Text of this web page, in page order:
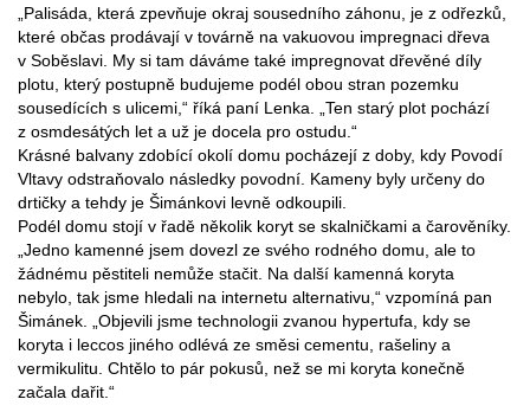
„Palisáda, která zpevňuje okraj sousedního záhonu, je z odřezků,
které občas prodávají v továrně na vakuovou impregnaci dřeva
v Soběslavi. My si tam dáváme také impregnovat dřevěné díly
plotu, který postupně budujeme podél obou stran pozemku
sousedících s ulicemi,“ říká paní Lenka. „Ten starý plot pochází
z osmdesátých let a už je docela pro ostudu.“
Krásné balvany zdobící okolí domu pocházejí z doby, kdy Povodí
Vltavy odstraňovalo následky povodní. Kameny byly určeny do
drtičky a tehdy je Šimánkovi levně odkoupili.
Podél domu stojí v řadě několik koryt se skalničkami a čarověníky.
„Jedno kamenné jsem dovezl ze svého rodného domu, ale to
žádnému pěstiteli nemůže stačit. Na další kamenná koryta
nebylo, tak jsme hledali na internetu alternativu,“ vzpomíná pan
Šimánek. „Objevili jsme technologii zvanou hypertufa, kdy se
koryta i leccos jiného odlévá ze směsi cementu, rašeliny a
vermikulitu. Chtělo to pár pokusů, než se mi koryta konečně
začala dařit.“